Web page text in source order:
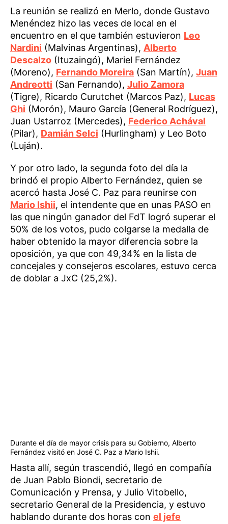
La reunión se realizó en Merlo, donde Gustavo
Menéndez hizo las veces de local en el
encuentro en el que también estuvieron Leo
Nardini (Malvinas Argentinas), Alberto
Descalzo (Ituzaingó), Mariel Fernández
(Moreno), Fernando Moreira (San Martín), Juan
Andreotti (San Fernando), Julio Zamora
(Tigre), Ricardo Curutchet (Marcos Paz), Lucas
Ghi (Morón), Mauro García (General Rodríguez),
Juan Ustarroz (Mercedes), Federico Achával
(Pilar), Damián Selci (Hurlingham) y Leo Boto
(Luján).
Y por otro lado, la segunda foto del día la
brindó el propio Alberto Fernández, quien se
acercó hasta José C. Paz para reunirse con
Mario Ishii, el intendente que en unas PASO en
las que ningún ganador del FdT logró superar el
50% de los votos, pudo colgarse la medalla de
haber obtenido la mayor diferencia sobre la
oposición, ya que con 49,34% en la lista de
concejales y consejeros escolares, estuvo cerca
de doblar a JxC (25,2%).
Durante el día de mayor crisis para su Gobierno, Alberto
Fernández visitó en José C. Paz a Mario Ishii.
Hasta allí, según trascendió, llegó en compañía
de Juan Pablo Biondi, secretario de
Comunicación y Prensa, y Julio Vitobello,
secretario General de la Presidencia, y estuvo
hablando durante dos horas con el jefe